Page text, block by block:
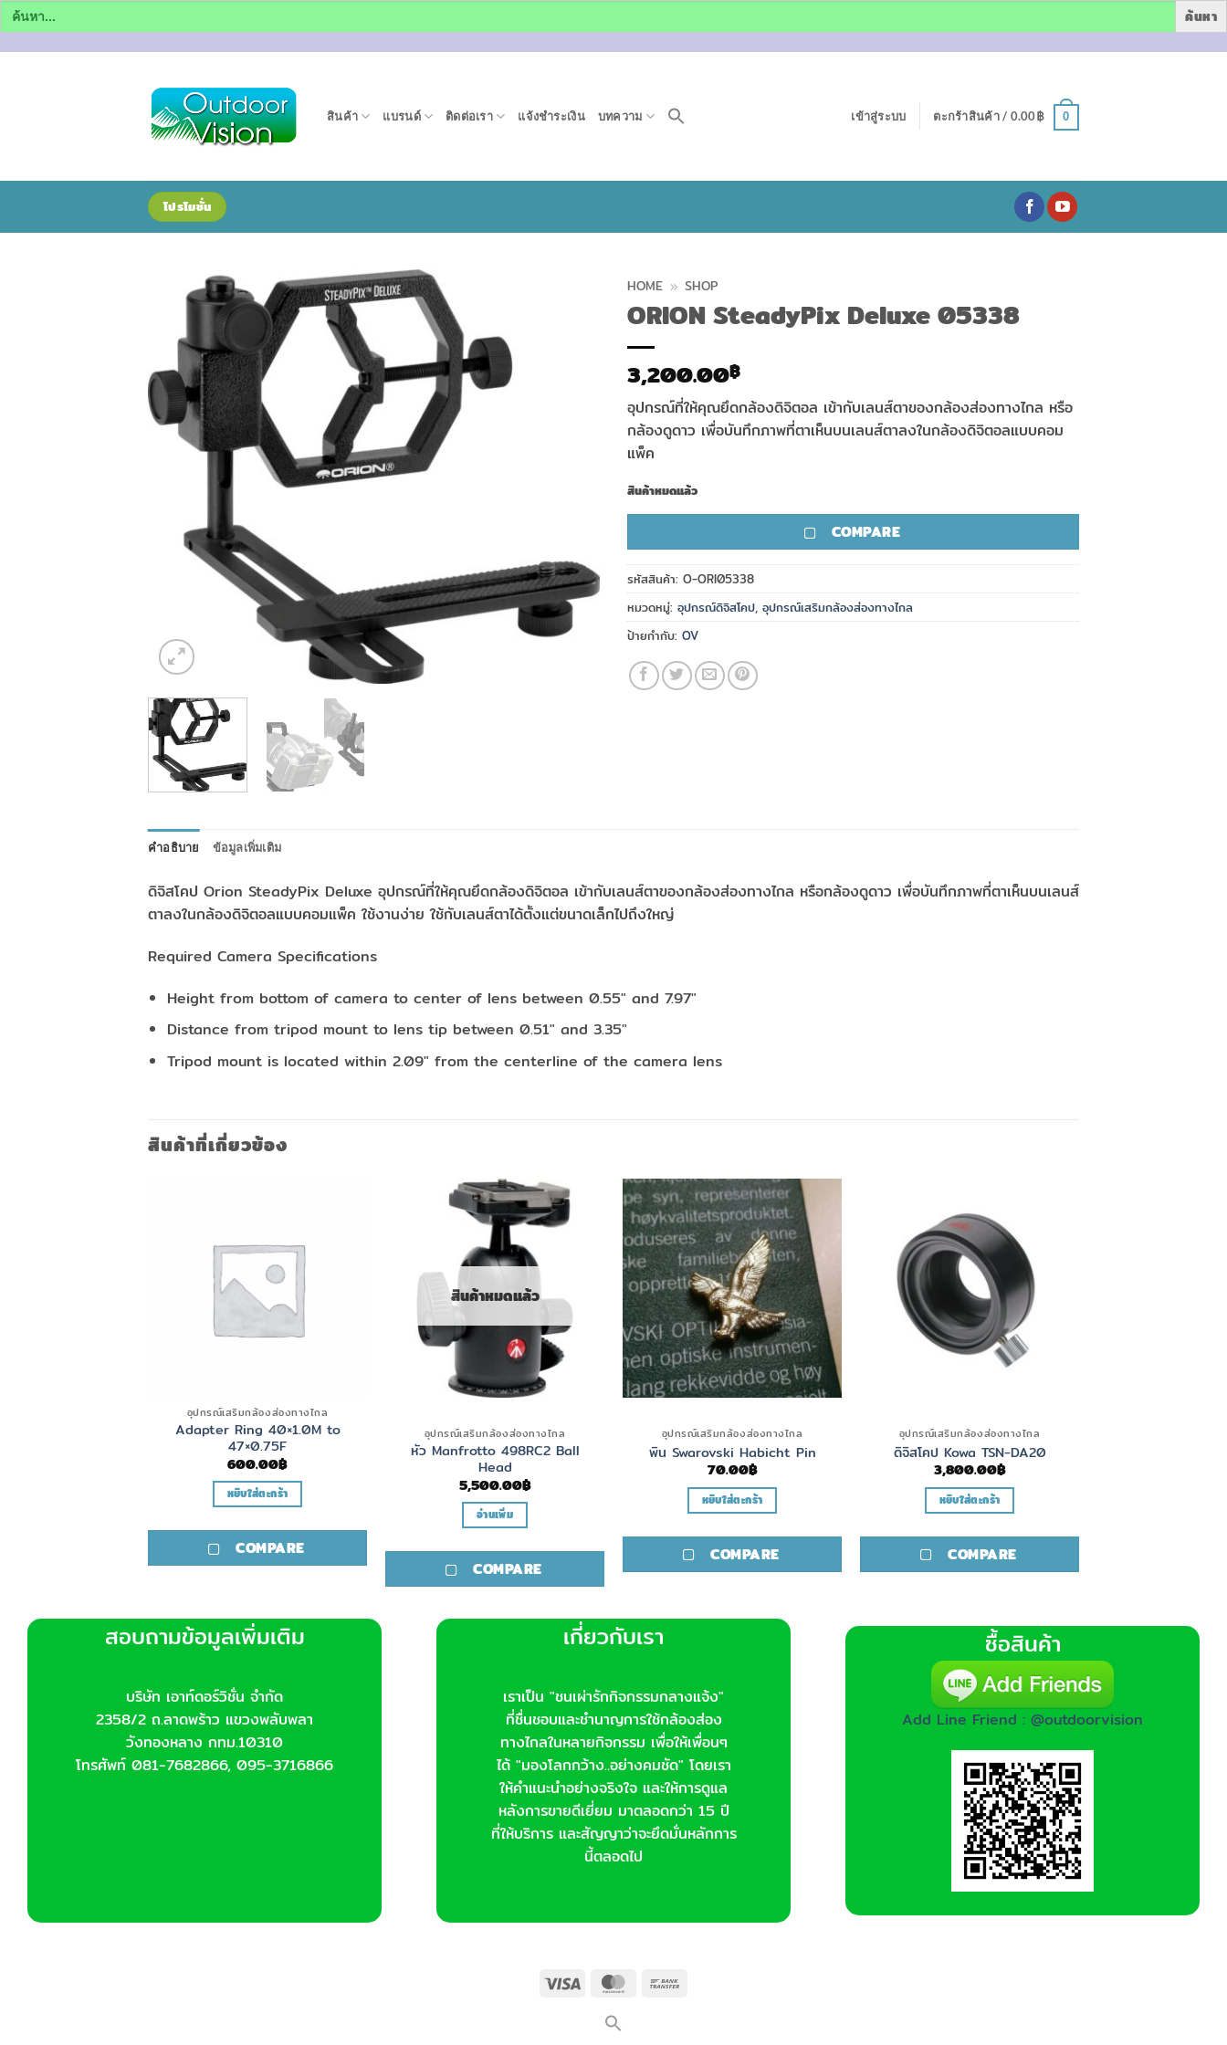
Search
for:
สินค้า แบรนด์ ติดต่อเรา แจ้งชำระเงิน บทความ เข้าสู่ระบบ ตะกร้าสินค้า / 0.00฿ 0
โปรโมชั่น
HOME » SHOP
ORION SteadyPix Deluxe 05338
3,200.00฿
อุปกรณ์ที่ให้คุณยึดกล้องดิจิตอล เข้ากับเลนส์ตาของกล้องส่องทางไกล หรือ
กล้องดูดาว เพื่อบันทึกภาพที่ตาเห็นบนเลนส์ตาลงในกล้องดิจิตอลแบบคอม
แพ็ค
สินค้าหมดแล้ว
COMPARE
รหัสสินค้า: O-ORI05338
หมวดหมู่: อุปกรณ์ดิจิสโคป, อุปกรณ์เสริมกล้องส่องทางไกล
ป้ายกำกับ: OV
คำอธิบาย ข้อมูลเพิ่มเติม
ดิจิสโคป Orion SteadyPix Deluxe อุปกรณ์ที่ให้คุณยึดกล้องดิจิตอล เข้ากับเลนส์ตาของกล้องส่องทางไกล หรือกล้องดูดาว เพื่อบันทึกภาพที่ตาเห็นบนเลนส์
ตาลงในกล้องดิจิตอลแบบคอมแพ็ค ใช้งานง่าย ใช้กับเลนส์ตาได้ตั้งแต่ขนาดเล็กไปถึงใหญ่
Required Camera Specifications
Height from bottom of camera to center of lens between 0.55″ and 7.97″
Distance from tripod mount to lens tip between 0.51″ and 3.35″
Tripod mount is located within 2.09″ from the centerline of the camera lens
สินค้าที่เกี่ยวข้อง
อุปกรณ์เสริมกล้องส่องทางไกล
Adapter Ring 40×1.0M to
47×0.75F
600.00฿
หยิบใส่ตะกร้า
COMPARE
สินค้าหมดแล้ว
อุปกรณ์เสริมกล้องส่องทางไกล
หัว Manfrotto 498RC2 Ball
Head
5,500.00฿
อ่านเพิ่ม
COMPARE
อุปกรณ์เสริมกล้องส่องทางไกล
พิน Swarovski Habicht Pin
70.00฿
หยิบใส่ตะกร้า
COMPARE
อุปกรณ์เสริมกล้องส่องทางไกล
ดิจิสโคป Kowa TSN-DA20
3,800.00฿
หยิบใส่ตะกร้า
COMPARE
สอบถามข้อมูลเพิ่มเติม
บริษัท เอาท์ดอร์วิชั่น จำกัด
2358/2 ถ.ลาดพร้าว แขวงพลับพลา
วังทองหลาง กทม.10310
โทรศัพท์ 081-7682866, 095-3716866
เกี่ยวกับเรา
เราเป็น "ชนเผ่ารักกิจกรรมกลางแจ้ง"
ที่ชื่นชอบและชำนาญการใช้กล้องส่อง
ทางไกลในหลายกิจกรรม เพื่อให้เพื่อนๆ
ได้ "มองโลกกว้าง..อย่างคมชัด" โดยเรา
ให้คำแนะนำอย่างจริงใจ และให้การดูแล
หลังการขายดีเยี่ยม มาตลอดกว่า 15 ปี
ที่ให้บริการ และสัญญาว่าจะยึดมั่นหลักการ
นี้ตลอดไป
ซื้อสินค้า
Add Line Friend : @outdoorvision
Visa MasterCard